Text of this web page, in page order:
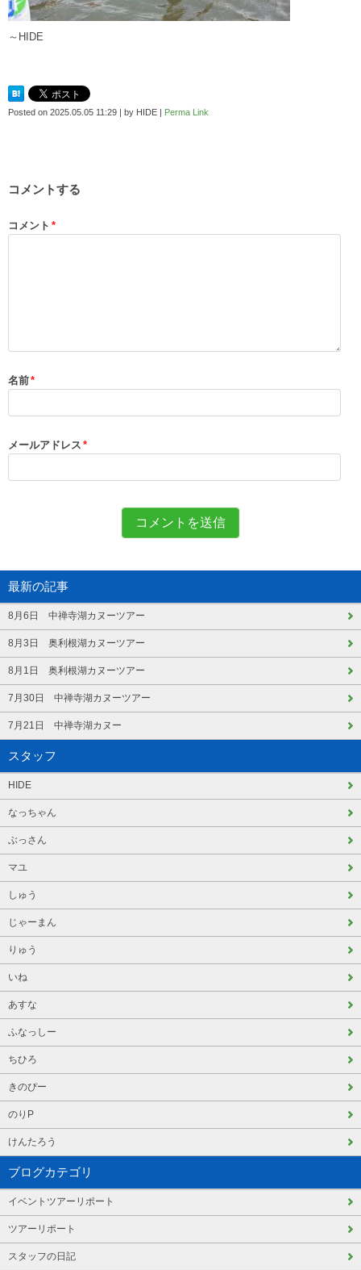
～HIDE
Posted on 2025.05.05 11:29 by HIDE Perma Link
コメントする
コメント *
名前*
メールアドレス *
最新の記事
8月6日 中禅寺湖カヌーツアー
8月3日 奥利根湖カヌーツアー
8月1日 奥利根湖カヌーツアー
7月30日 中禅寺湖カヌーツアー
7月21日 中禅寺湖カヌー
スタッフ
HIDE
なっちゃん
ぶっさん
マユ
しゅう
じゃーまん
りゅう
いね
あすな
ふなっしー
ちひろ
きのぴー
のりP
けんたろう
ブログカテゴリ
イベントツアーリポート
ツアーリポート
スタッフの日記